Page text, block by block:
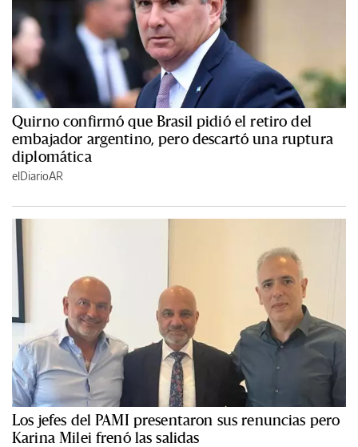
Quirno confirmó que Brasil pidió el retiro del
embajador argentino, pero descartó una ruptura
diplomática
elDiarioAR
Los jefes del PAMI presentaron sus renuncias pero
Karina Milei frenó las salidas